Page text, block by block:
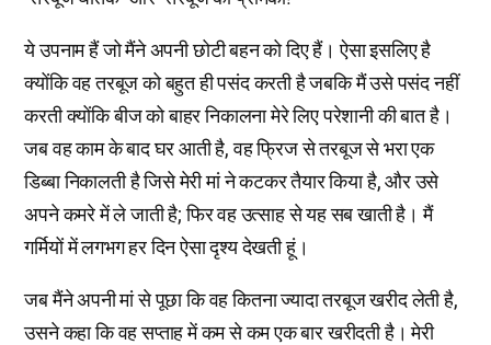
ये उपनाम हैं जो मैंने अपनी छोटी बहन को दिए हैं। ऐसा इसलिए है
क्योंकि वह तरबूज को बहुत ही पसंद करती है जबकि मैं उसे पसंद नहीं
करती क्योंकि बीज को बाहर निकालना मेरे लिए परेशानी की बात है।
जब वह काम के बाद घर आती है, वह फ्रिज से तरबूज से भरा एक
डिब्बा निकालती है जिसे मेरी मां ने कटकर तैयार किया है, और उसे
अपने कमरे में ले जाती है; फिर वह उत्साह से यह सब खाती है। मैं
गर्मियों में लगभग हर दिन ऐसा दृश्य देखती हूं।
जब मैंने अपनी मां से पूछा कि वह कितना ज्यादा तरबूज खरीद लेती है,
उसने कहा कि वह सप्ताह में कम से कम एक बार खरीदती है। मेरी